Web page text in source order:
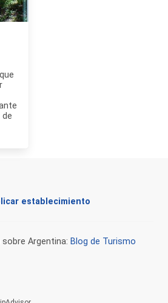
de
establecimiento
Argentina: Blog de Turismo